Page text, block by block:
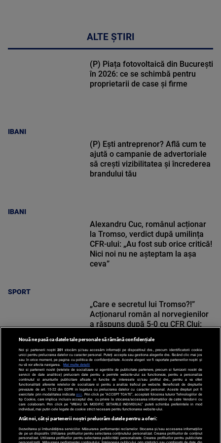
ALTE ȘTIRI
IBANI
(P) Piața fotovoltaică din București
în 2026: ce se schimbă pentru
proprietarii de case și firme
IBANI
(P) Ești antreprenor? Află cum te
ajută o campanie de advertoriale
să crești vizibilitatea și încrederea
brandului tău
SPORT
Alexandru Cuc, românul acționar
la Tromso, verdict după umilința
CFR-ului: „Au fost sub orice critică!
Nici noi nu ne așteptam la așa
ceva”
SPORT
„Care e secretul lui Tromso?!”
Acționarul român al norvegienilor
a răspuns după 5-0 cu CFR Cluj:
Nouă ne pasă ca datele tale personale să rămână confidențiale
Noi și partenerii noștri 201 stocăm și/sau accesăm informații pe dispozitivul dvs., precum identificatorii cookie
unici pentru prelucrarea datelor cu caracter personal. Puteți accepta sau gestiona alegerile dvs. făcând clic mai jos
sau în orice moment, pe pagina cu politica de confidențialitate. Aceste alegeri vor fi raportate partenerilor noștri și
nu vă vor afecta navigarea.
Mai multe detalii
Noi si partenerii nostri (retelele de socializare si agentiile de publicitate partenere, precum si furnizorii nostri de
servicii de date analitice) prelucram date pentru a permite website-ului sa functioneze, pentru a personaliza
continutul si anunturile publicitare afisate in functie de interesele si/sau profilul dvs., pentru a va oferi
functionalitati aferente retelelor de socializare si pentru a analiza traficul pe website. Beneficiati de drepturile
prevazute de art. 15-22 din GDPR in legatura cu prelucrarea datelor cu caracter personal. Aceste drepturi pot fi
exercitate prin modalitatea indicataaici . Prin click pe “ACCEPT TOATE”, acceptati folosirea tuturor Tehnologiilor de
tip Cookie, care implica inclusiv acceptul dvs. cu privire la stocarea/accesarea informatiilor de catre Vendor-ii cu
care colaboram. Prin click pe “VREAU SA MODIFIC SETARILE INDIVIDUAL” puteti schimba preferintele in mod
individual, mai putin cele legate de cookie strict necesare pentru functionarea website-ului.
Atât noi, cât și partenerii noștri prelucrăm datele pentru a oferi:
Dezvoltarea și îmbunătățirea serviciilor. Măsurarea performanței reclamelor. Stocarea și/sau accesarea informațiilor
de pe un dispozitiv. Utilizarea profilurilor pentru selectarea conținutului personalizat. Crearea profilurilor de conținut
personalizat. Utilizarea profilurilor pentru selectarea publicității personalizate. Crearea profilurilor pentru publicitate